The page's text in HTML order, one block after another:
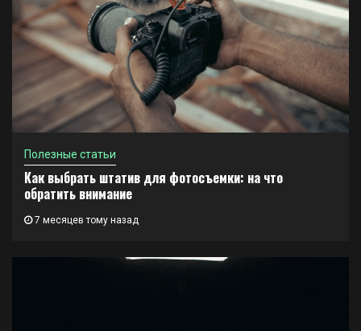
Полезные статьи
Как выбрать штатив для фотосъемки: на что
обратить внимание
7 месяцев тому назад